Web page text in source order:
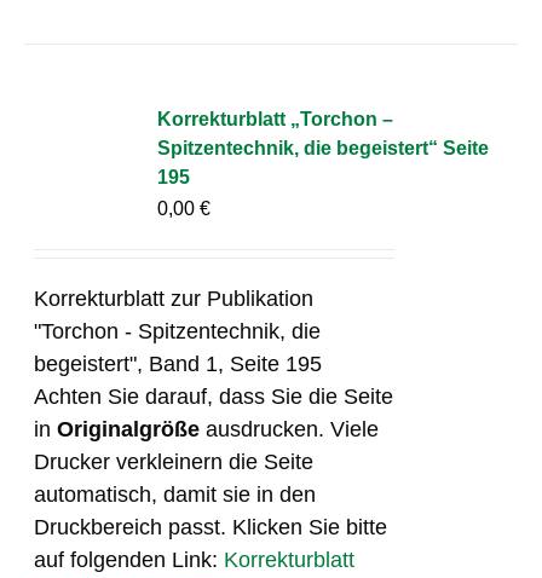
Korrekturblatt „Torchon –
Spitzentechnik, die begeistert“ Seite
195
0,00€
Korrekturblatt zur Publikation
"Torchon - Spitzentechnik, die
begeistert", Band 1, Seite 195
Achten Sie darauf, dass Sie die Seite
inOriginalgröße ausdrucken. Viele
Drucker verkleinern die Seite
automatisch, damit sie in den
Druckbereich passt. Klicken Sie bitte
auf folgenden Link: Korrekturblatt